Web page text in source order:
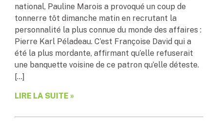
national, Pauline Marois a provoqué un coup de
tonnerre tôt dimanche matin en recrutant la
personnalité la plus connue du monde des affaires :
Pierre Karl Péladeau. C’est Françoise David qui a
été la plus mordante, affirmant qu’elle refuserait
une banquette voisine de ce patron qu’elle déteste.
[…]
LIRE LA SUITE »